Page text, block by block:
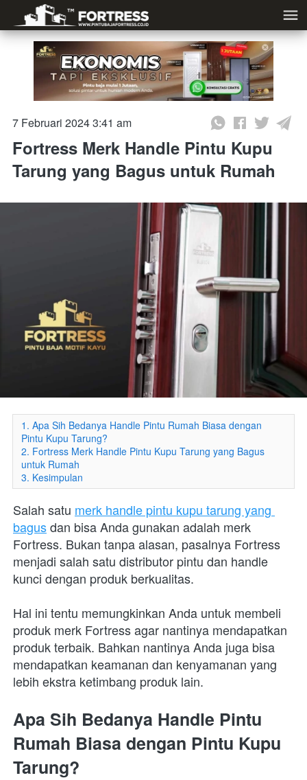
7 Februari 2024 3:41 am
Fortress Merk Handle Pintu Kupu
Tarung yang Bagus untuk Rumah
1. Apa Sih Bedanya Handle Pintu Rumah Biasa dengan
Pintu Kupu Tarung?
2. Fortress Merk Handle Pintu Kupu Tarung yang Bagus
untuk Rumah
3. Kesimpulan
Salah satu merk handle pintu kupu tarung yang
bagus dan bisa Anda gunakan adalah merk
Fortress. Bukan tanpa alasan, pasalnya Fortress
menjadi salah satu distributor pintu dan handle
kunci dengan produk berkualitas.
Hal ini tentu memungkinkan Anda untuk membeli
produk merk Fortress agar nantinya mendapatkan
produk terbaik. Bahkan nantinya Anda juga bisa
mendapatkan keamanan dan kenyamanan yang
lebih ekstra ketimbang produk lain.
Apa Sih Bedanya Handle Pintu
Rumah Biasa dengan Pintu Kupu
Tarung?